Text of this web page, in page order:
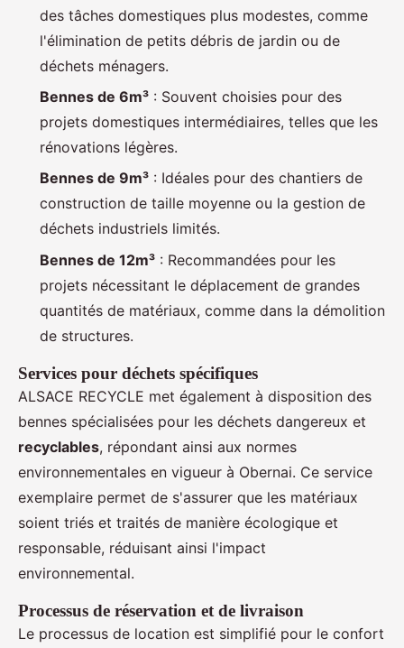
des tâches domestiques plus modestes, comme
l'élimination de petits débris de jardin ou de
déchets ménagers.
Bennes de 6m³ : Souvent choisies pour des
projets domestiques intermédiaires, telles que les
rénovations légères.
Bennes de 9m³ : Idéales pour des chantiers de
construction de taille moyenne ou la gestion de
déchets industriels limités.
Bennes de 12m³ : Recommandées pour les
projets nécessitant le déplacement de grandes
quantités de matériaux, comme dans la démolition
de structures.
Services pour déchets spécifiques
ALSACE RECYCLE met également à disposition des
bennes spécialisées pour les déchets dangereux et
recyclables, répondant ainsi aux normes
environnementales en vigueur à Obernai. Ce service
exemplaire permet de s'assurer que les matériaux
soient triés et traités de manière écologique et
responsable, réduisant ainsi l'impact
environnemental.
Processus de réservation et de livraison
Le processus de location est simplifié pour le confort